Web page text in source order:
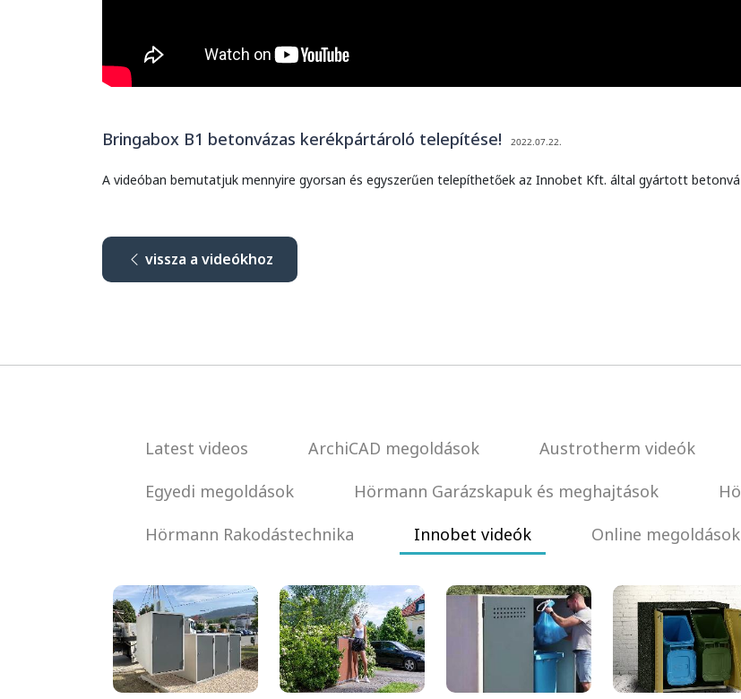
Bringabox B1 betonvázas kerékpártároló telepítése! 2022.07.22.
A videóban bemutatjuk mennyire gyorsan és egyszerűen telepíthetőek az Innobet Kft. által gyártott
vissza a videókhoz
Latest videos ArchiCAD megoldások Austrotherm videók
Egyedi megoldások
Hörmann Garázskapuk és meghajtások
Hörmann Rakodástechnika
Innobet videók Online megoldások